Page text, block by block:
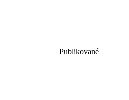
Publikované